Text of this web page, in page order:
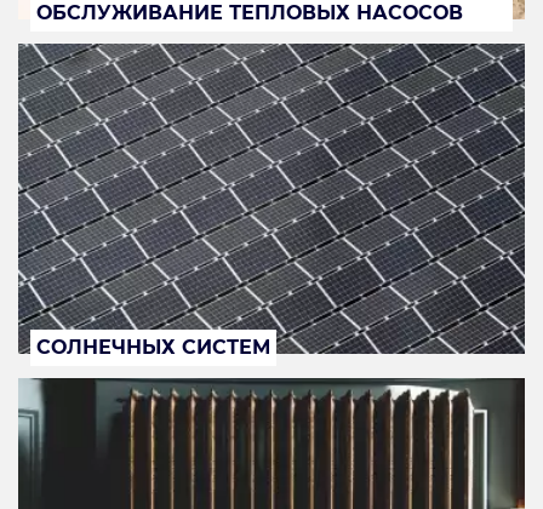
ОБСЛУЖИВАНИЕ ТЕПЛОВЫХ НАСОСОВ
СОЛНЕЧНЫХ СИСТЕМ